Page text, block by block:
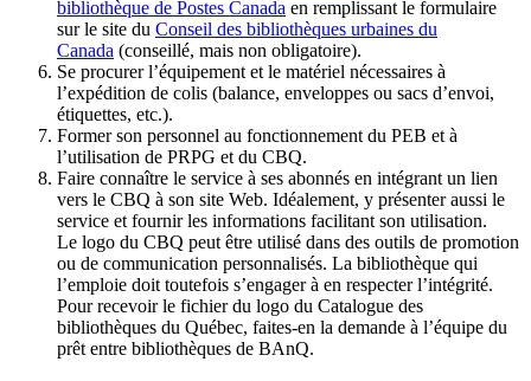
bibliothèque de Postes Canada en remplissant le formulaire
sur le site du Conseil des bibliothèques urbaines du
Canada (conseillé, mais non obligatoire).
Se procurer l’équipement et le matériel nécessaires à
l’expédition de colis (balance, enveloppes ou sacs d’envoi,
étiquettes, etc.).
Former son personnel au fonctionnement du PEB et à
l’utilisation de PRPG et du CBQ.
Faire connaître le service à ses abonnés en intégrant un lien
vers le CBQ à son site Web. Idéalement, y présenter aussi le
service et fournir les informations facilitant son utilisation.
Le logo du CBQ peut être utilisé dans des outils de promotion
ou de communication personnalisés. La bibliothèque qui
l’emploie doit toutefois s’engager à en respecter l’intégrité.
Pour recevoir le fichier du logo du Catalogue des
bibliothèques du Québec, faites-en la demande à l’équipe du
prêt entre bibliothèques de BAnQ.